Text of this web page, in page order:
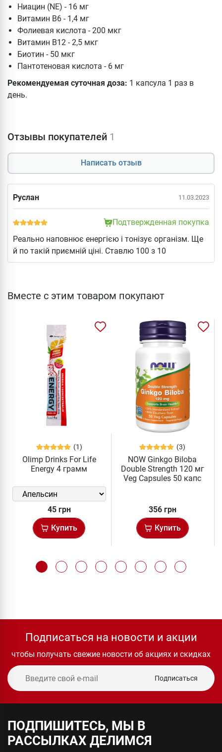
Ниацин (NE) - 16 мг
Витамин B6 - 1,4 мг
Фолиевая кислота - 200 мкг
Витамин B12 - 2,5 мкг
Биотин - 50 мкг
Пантотеновая кислота - 6 мг
Рекомендуемая суточная доза: 1 капсула 1 раз в
день.
Отзывы покупателей 1
Написать отзыв
Руслан 11.03.2023
Подтвержденная покупка
Реально наповнює енергією і тонізує організм. Ще
й по такій приємній ціні. Ставлю 100 з 10
Вместе с этим товаром покупают
(1)
Olimp Drinks For Life
Energy 4 грамм
45 грн
Купить
(3)
NOW Ginkgo Biloba
Double Strength 120 мг
Veg Capsules 50 капс
356 грн
Купить
Подписаться на новости и акции
чтобы получать свежие новости об акциях и скидках
Подписаться
ПОДПИШИТЕСЬ, МЫ В
РАССЫЛКАХ ДЕЛИМСЯ